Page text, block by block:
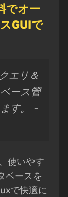
でオー
GUIで
エリ＆
ース管
す。 -
使いやす
ベースを
で快適に